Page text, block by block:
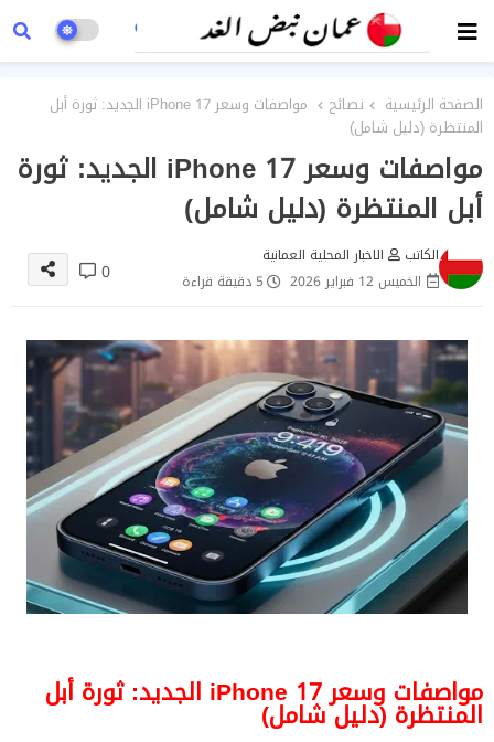
الصفحة الرئيسية نصائح
مواصفات وسعر iPhone 17 الجديد: ثورة أبل
المنتظرة (دليل شامل)
مواصفات وسعر iPhone 17 الجديد: ثورة
أبل المنتظرة (دليل شامل)
الكاتب
الاخبار المحلية العمانية
الخميس 12 فبراير 2026
5 دقيقة قراءة 0
مواصفات وسعر iPhone 17 الجديد: ثورة أبل
المنتظرة (دليل شامل)